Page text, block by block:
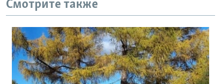
Смотрите также